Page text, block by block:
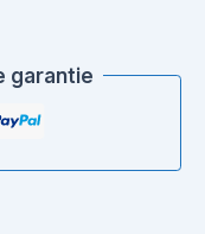
garantie